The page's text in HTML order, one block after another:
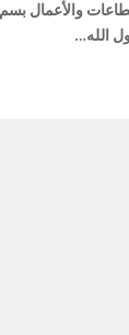
والأعمال بسم
الله…